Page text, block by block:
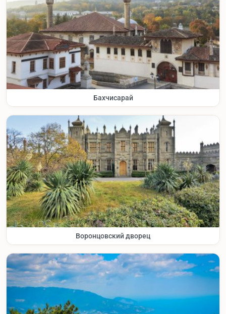
Бахчисарай
Воронцовский дворец